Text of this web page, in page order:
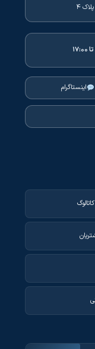
۴
اینستاگرام